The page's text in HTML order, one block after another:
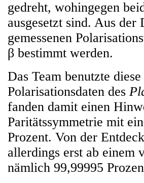
gedreht, wohingegen
ausgesetzt sind. Aus
gemessenen
β bestimmt werden.
Das Team benutzte
Polarisationsdaten des
fanden damit einen
Paritätssymmetrie mit
Prozent. Von der
allerdings erst ab einem
nämlich 99,99995